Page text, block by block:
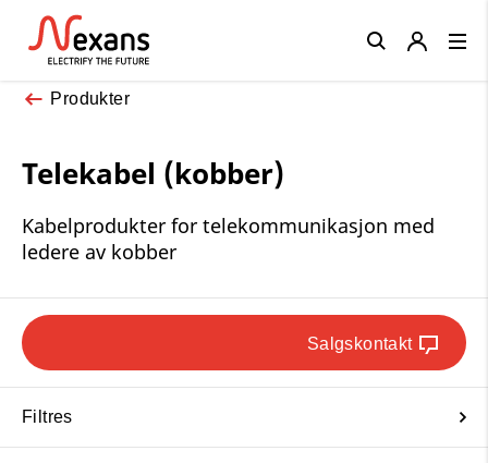
Produkter
Telekabel (kobber)
Kabelprodukter for telekommunikasjon med
ledere av kobber
Salgskontakt
Filtres
Close